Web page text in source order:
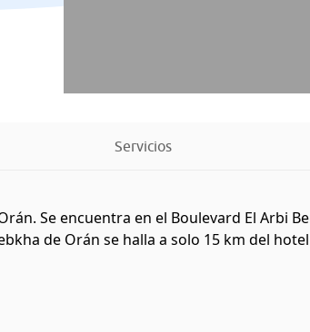
Servicios
Se encuentra en el Boulevard El Arbi
de Orán se halla a solo 15 km del